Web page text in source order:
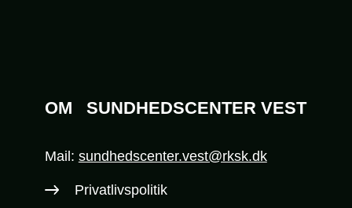
OM SUNDHEDSCENTER VEST
Mail: sundhedscenter.vest@rksk.dk
Privatlivspolitik